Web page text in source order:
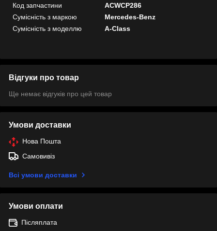
Код запчастини
ACWCP286
Сумісність з маркою
Mercedes-Benz
Сумісність з моделлю
A-Class
Відгуки про товар
Ще немає відгуків про цей товар
Умови доставки
Нова Пошта
Самовивіз
Всі умови доставки
Умови оплати
Післяплата